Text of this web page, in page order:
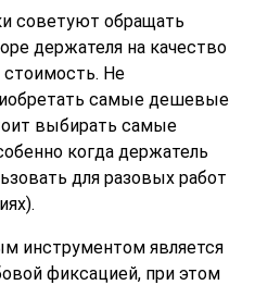
советуют обращать
держателя на качество
стоимость. Не
самые дешевые
выбирать самые
когда держатель
для разовых работ
инструментом является
фиксацией, при этом